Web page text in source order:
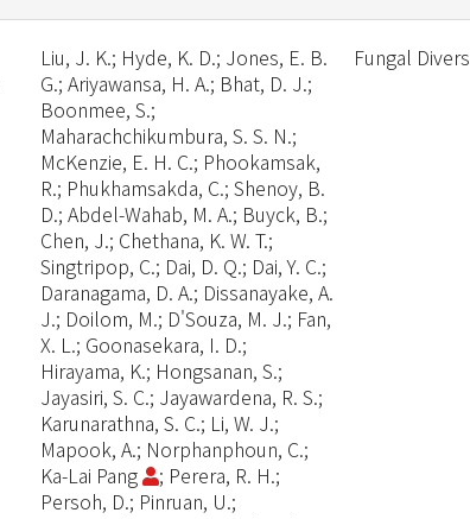
Liu, J. K.; Hyde, K. D.; Jones, E. B.
G.; Ariyawansa, H. A.; Bhat, D. J.;
Boonmee, S.;
Maharachchikumbura, S. S. N.;
McKenzie, E. H. C.; Phookamsak,
R.; Phukhamsakda, C.; Shenoy, B.
D.; Abdel-Wahab, M. A.; Buyck, B.;
Chen, J.; Chethana, K. W. T.;
Singtripop, C.; Dai, D. Q.; Dai, Y. C.;
Daranagama, D. A.; Dissanayake, A.
J.; Doilom, M.; D'Souza, M. J.; Fan,
X. L.; Goonasekara, I. D.;
Hirayama, K.; Hongsanan, S.;
Jayasiri, S. C.; Jayawardena, R. S.;
Karunarathna, S. C.; Li, W. J.;
Mapook, A.; Norphanphoun, C.;
Ka-Lai Pang
; Perera, R. H.;
Persoh, D.; Pinruan, U.;
Fungal